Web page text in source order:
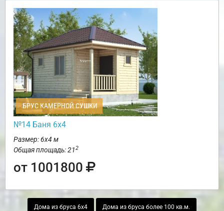
БРУС КАМЕРНОЙ СУШКИ
№14 Баня 6х4
Размер: 6х4 м
Общая площадь: 212
от 1001800
Дома из бруса 6х4 Дома из бруса более 100 кв.м.